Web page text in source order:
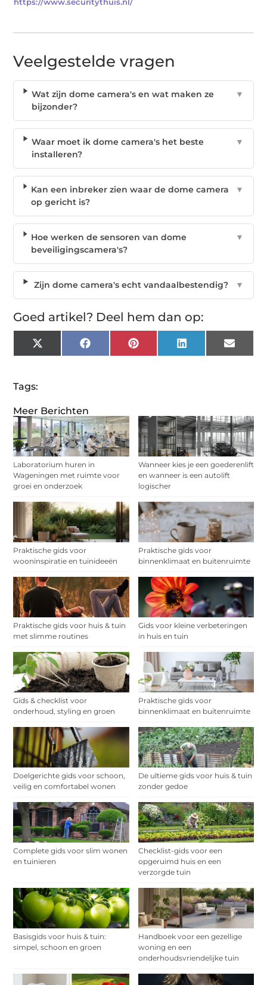
Meer Berichten
Laboratorium huren in
Wageningen met ruimte voor
groei en onderzoek
Wanneer kies je een goederenlift
en wanneer is een autolift
logischer
Praktische gids voor
wooninspiratie en tuinideeën
Praktische gids voor
binnenklimaat en buitenruimte
Praktische gids voor huis & tuin
met slimme routines
Gids voor kleine verbeteringen
in huis en tuin
Gids & checklist voor
onderhoud, styling en groen
Praktische gids voor
binnenklimaat en buitenruimte
Doelgerichte gids voor schoon,
veilig en comfortabel wonen
De ultieme gids voor huis & tuin
zonder gedoe
Complete gids voor slim wonen
en tuinieren
Checklist-gids voor een
opgeruimd huis en een
verzorgde tuin
Basisgids voor huis & tuin:
simpel, schoon en groen
Handboek voor een gezellige
woning en een
onderhoudsvriendelijke tuin
https://www.securitythuis.nl/
Veelgestelde vragen
Wat zijn dome camera's en wat maken ze
bijzonder?
▼
Waar moet ik dome camera's het beste
installeren?
▼
Kan een inbreker zien waar de dome camera
op gericht is?
▼
Hoe werken de sensoren van dome
beveiligingscamera's?
▼
Zijn dome camera's echt vandaalbestendig? ▼
Goed artikel? Deel hem dan op:
X
(Twitter)
Facebook Pinterest LinkedIn Email
Tags: